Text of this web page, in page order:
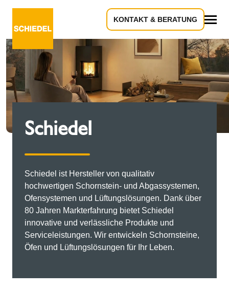
KONTAKT & BERATUNG
Schiedel
Schiedel ist Hersteller von qualitativ
hochwertigen Schornstein- und Abgassystemen,
Ofensystemen und Lüftungslösungen. Dank über
80 Jahren Markterfahrung bietet Schiedel
innovative und verlässliche Produkte und
Serviceleistungen. Wir entwickeln Schornsteine,
Öfen und Lüftungslösungen für Ihr Leben.